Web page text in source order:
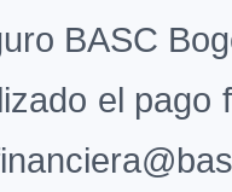
BASC
el pago